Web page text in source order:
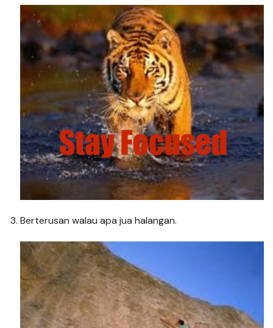
3. Berterusan walau apa jua halangan.